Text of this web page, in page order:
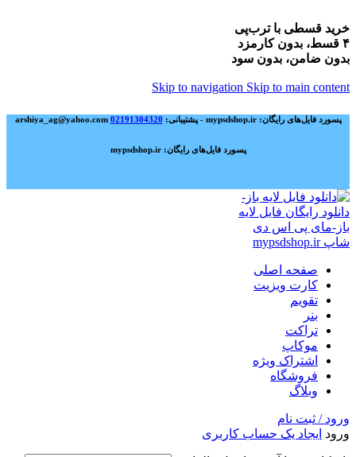
خرید قسطی با ترب‌پی
۴ قسط، بدون کارمزد
بدون ضامن، بدون سود
Skip to navigation Skip to main content
پسورد فایل‌های رایگان: mypsdshop.ir - پشتیبانی: arshiya_ag@yahoo.com 02191304320
پسورد فایل‌های رایگان: mypsdshop.ir
صفحه اصلی
کارت ویزیت
تقویم
بنر
تراکت
موکاپ
اشتراک ویژه
فروشگاه
وبلاگ
ورود / ثبت نام
ورود ایجاد یک حساب کاربری